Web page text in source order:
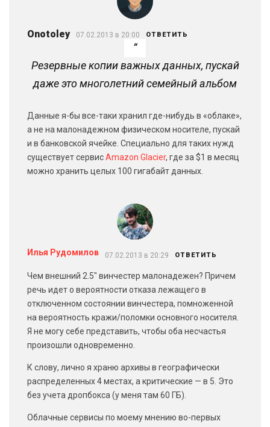
Onotoley 07.02.2013 в 20:00 ОТВЕТИТЬ
Резервные копии важных данных, пускай
даже это многолетний семейный альбом
Данные я-бы все-таки хранил где-нибудь в «облаке»,
а не на малонадежном физическом носителе, пускай
и в банковской ячейке. Специально для таких нужд
существует сервисAmazon Glacier, где за $1 в месяц
можно хранить целых 100 гигабайт данных.
Илья Рудомилов 07.02.2013 в 20:29 ОТВЕТИТЬ
Чем внешний 2.5″ винчестер малонадежен? Причем
речь идет о вероятности отказа лежащего в
отключенном состоянии винчестера, помноженной
на вероятность кражи/поломки основного носителя.
Я не могу себе представить, чтобы оба несчастья
произошли одновременно.
К слову, лично я храню архивы в географически
распределенных 4 местах, а критические — в 5. Это
без учета дропбокса (у меня там 60 ГБ).
Облачные сервисы по моему мнению во-первых